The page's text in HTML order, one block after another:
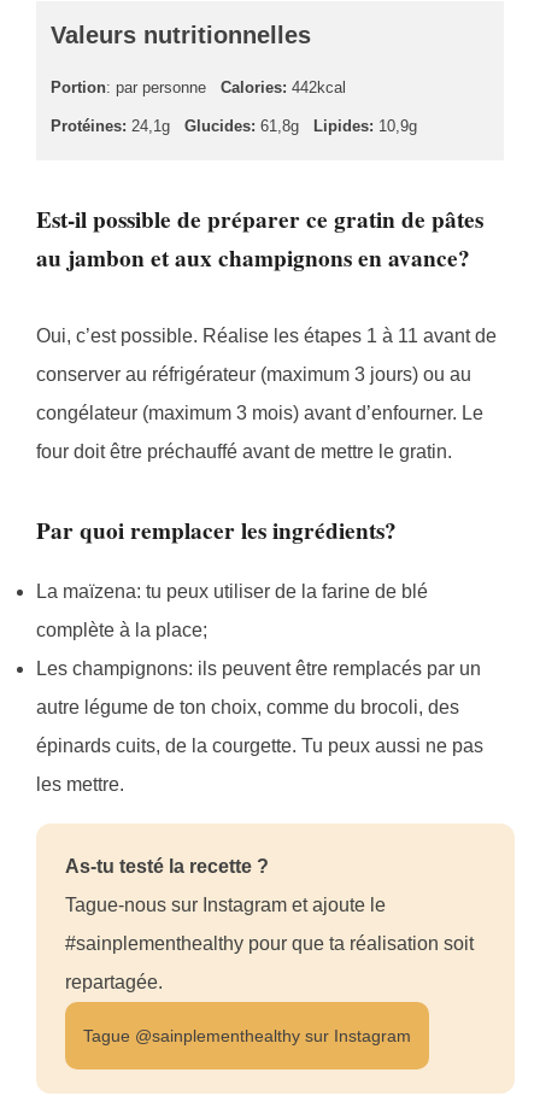
Valeurs nutritionnelles
Portion: par personne Calories: 442kcal
Protéines: 24,1g Glucides: 61,8g Lipides: 10,9g
Est-il possible de préparer ce gratin de pâtes
au jambon et aux champignons en avance?
Oui, c’est possible. Réalise les étapes 1 à 11 avant de
conserver au réfrigérateur (maximum 3 jours) ou au
congélateur (maximum 3 mois) avant d’enfourner. Le
four doit être préchauffé avant de mettre le gratin.
Par quoi remplacer les ingrédients?
La maïzena: tu peux utiliser de la farine de blé
complète à la place;
Les champignons: ils peuvent être remplacés par un
autre légume de ton choix, comme du brocoli, des
épinards cuits, de la courgette. Tu peux aussi ne pas
les mettre.
As-tu testé la recette ?
Tague-nous sur Instagram et ajoute le
#sainplementhealthy pour que ta réalisation soit
repartagée.
Tague @sainplementhealthy sur Instagram